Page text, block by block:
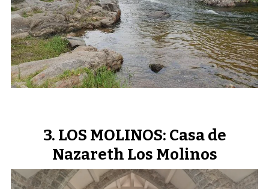
LOS MOLINOS: Casa de
Nazareth Los Molinos